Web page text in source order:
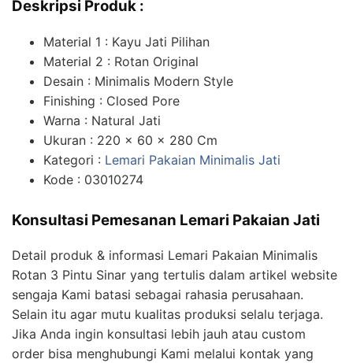
Deskripsi Produk :
Material 1 : Kayu Jati Pilihan
Material 2 : Rotan Original
Desain : Minimalis Modern Style
Finishing : Closed Pore
Warna : Natural Jati
Ukuran : 220 x 60 x 280 Cm
Kategori : Lemari Pakaian Minimalis Jati
Kode : 03010274
Konsultasi Pemesanan Lemari Pakaian Jati
Detail produk & informasi Lemari Pakaian Minimalis
Rotan 3 Pintu Sinar yang tertulis dalam artikel website
sengaja Kami batasi sebagai rahasia perusahaan.
Selain itu agar mutu kualitas produksi selalu terjaga.
Jika Anda ingin konsultasi lebih jauh atau custom
order bisa menghubungi Kami melalui kontak yang